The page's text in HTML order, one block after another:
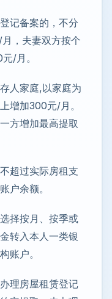
记备案的，不分
，夫妻双方按个
/月。
人家庭,以家庭为
增加300元/月。
方增加最高提取
超过实际房租支
户余额。
择按月、按季或
转入本人一类银
账户。
理房屋租赁登记